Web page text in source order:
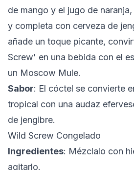
de mango y el jugo de
y completa con cerveza de
añade un toque picante,
Screw' en una bebida con el
un Moscow Mule.
Sabor: El cóctel se convierte
tropical con una audaz
de jengibre.
Wild Screw Congelado
Ingredientes: Mézclalo con
agitarlo.